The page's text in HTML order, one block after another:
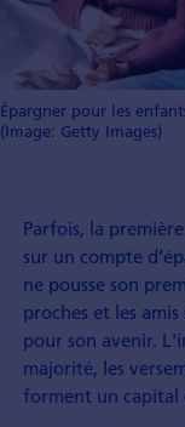
Épargner pour les
(Image: Getty Images)
Parfois, la
sur un compte
ne pousse son
proches et les
pour son avenir.
majorité, les
forment un capital